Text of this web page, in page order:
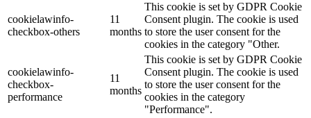
cookielawinfo-
checkbox-others
11
months
This cookie is set by GDPR Cookie
Consent plugin. The cookie is used
to store the user consent for the
cookies in the category "Other.
cookielawinfo-
checkbox-
performance
11
months
This cookie is set by GDPR Cookie
Consent plugin. The cookie is used
to store the user consent for the
cookies in the category
"Performance".